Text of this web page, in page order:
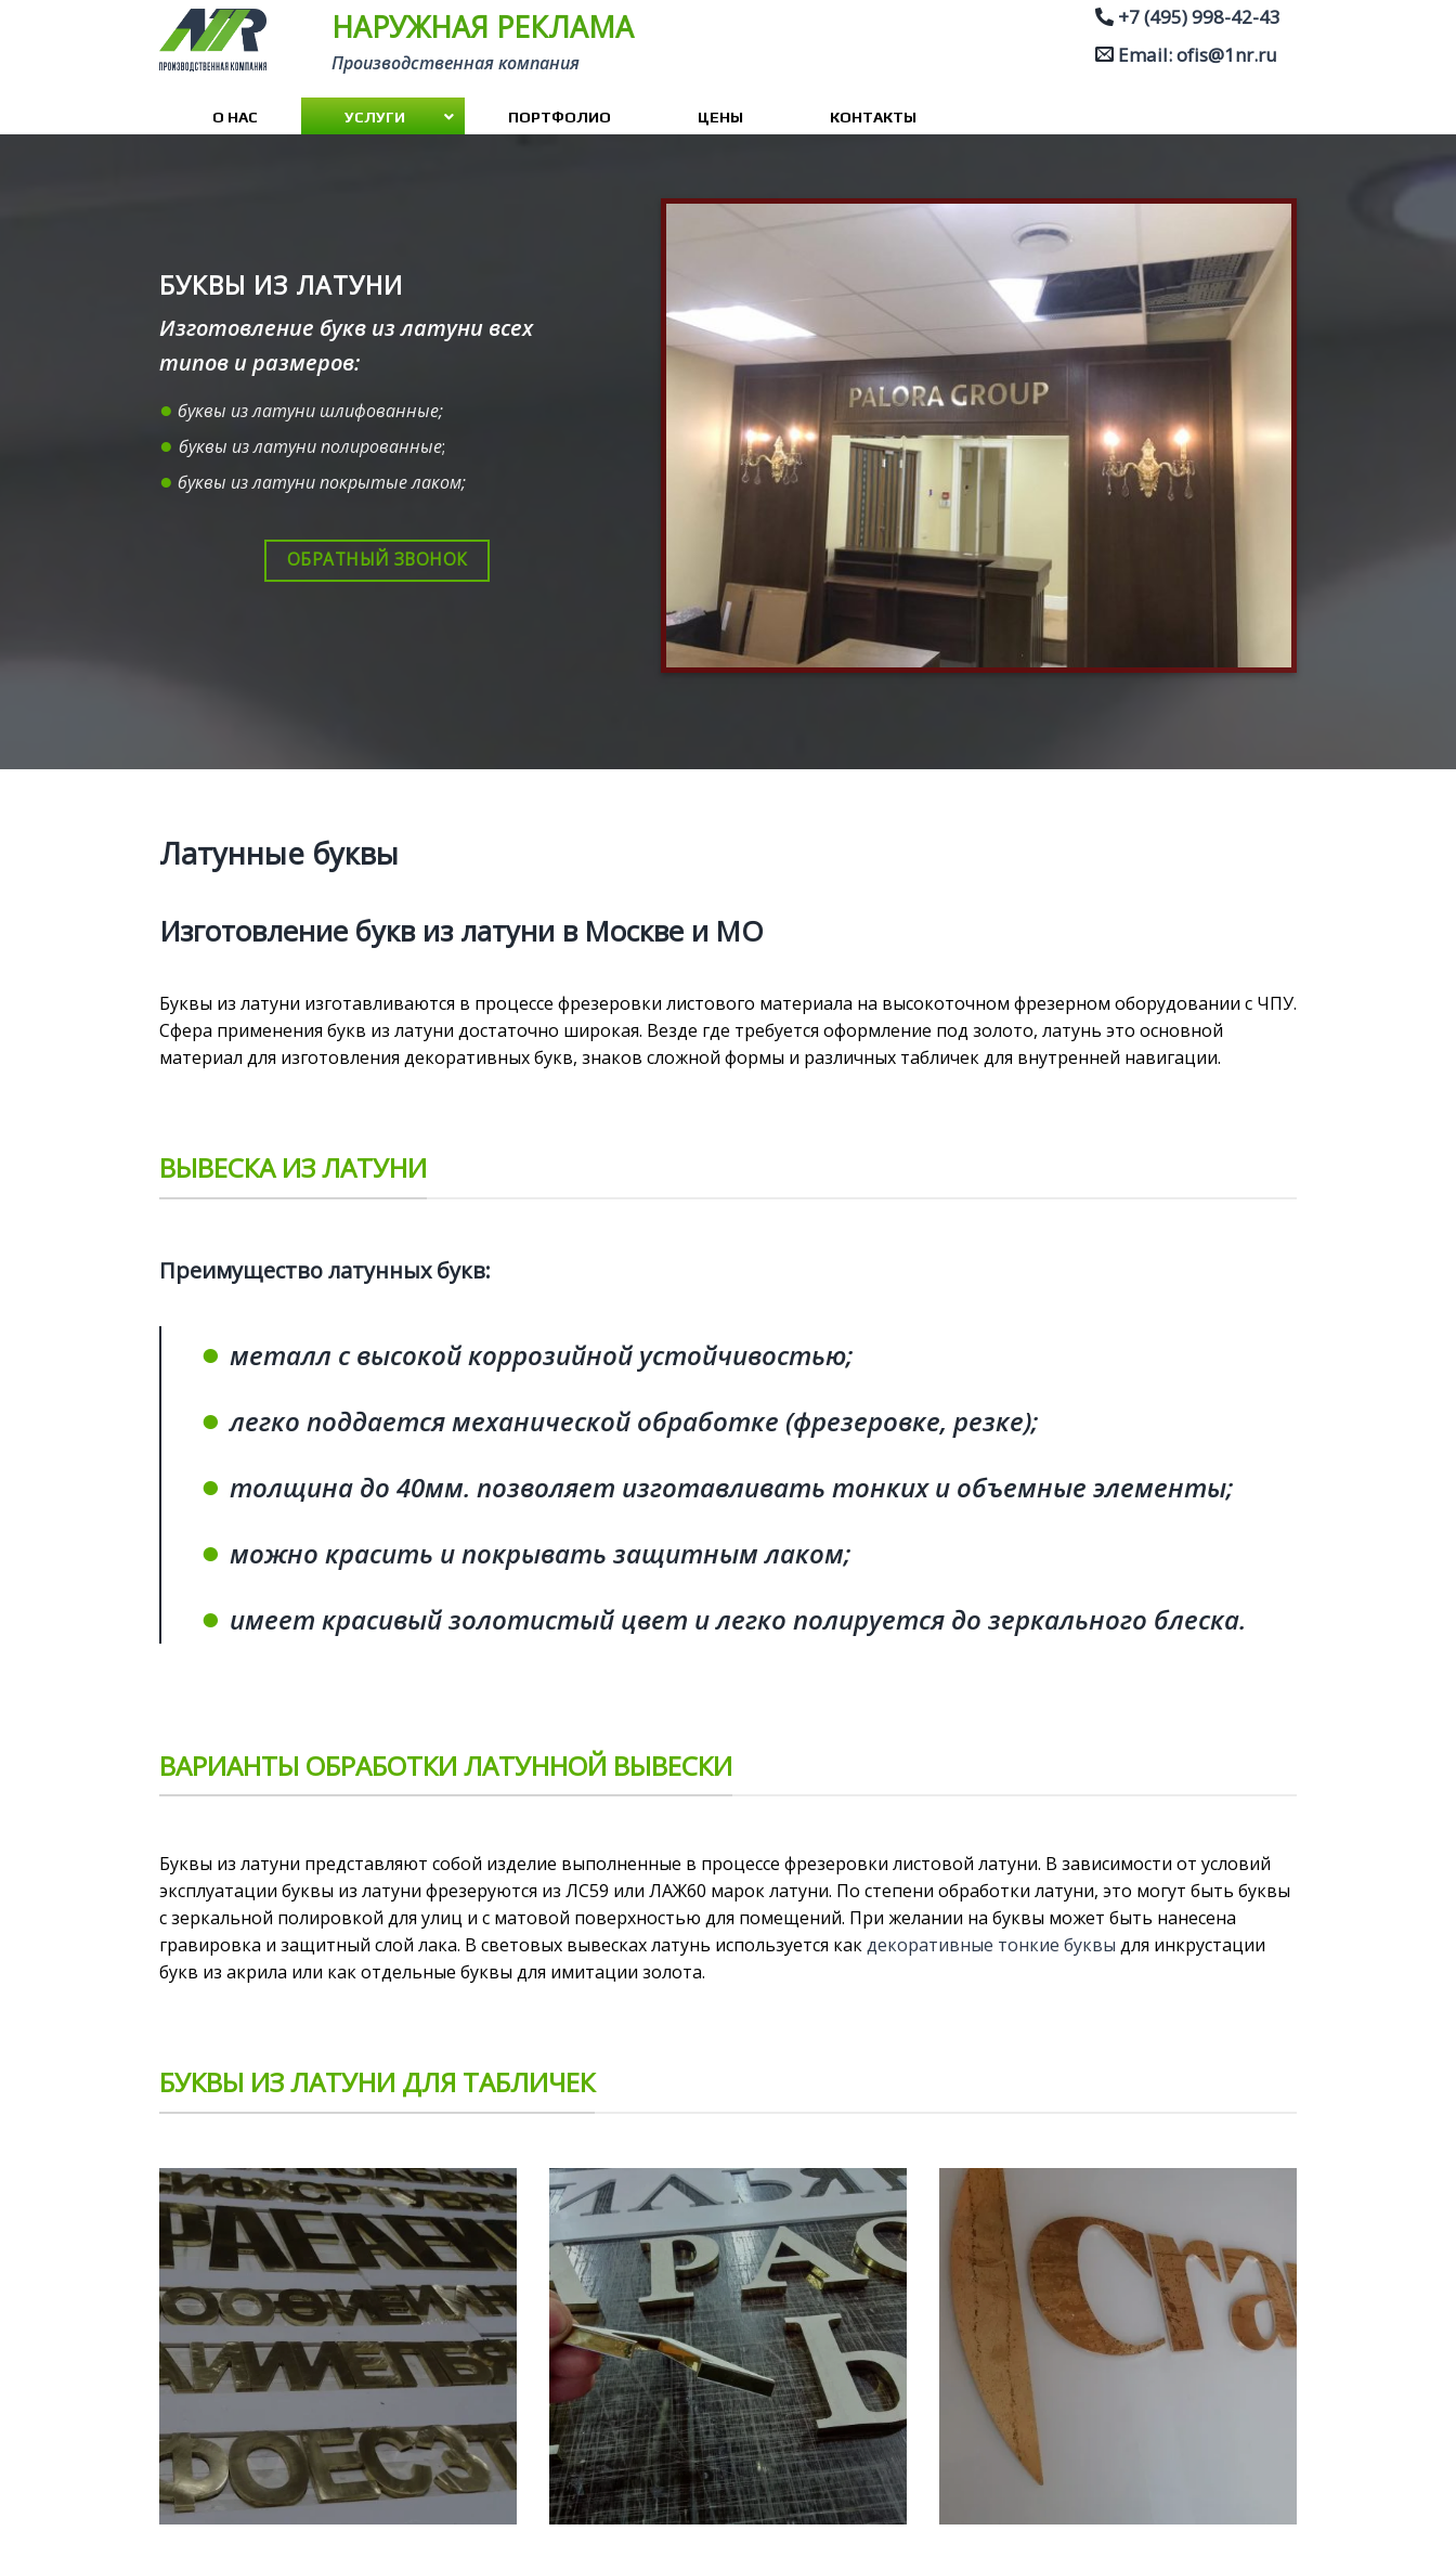
НАРУЖНАЯ РЕКЛАМА
Производственная компания
+7 (495) 998-42-43
Email: ofis@1nr.ru
О НАС УСЛУГИ ПОРТФОЛИО ЦЕНЫ КОНТАКТЫ
БУКВЫ ИЗ ЛАТУНИ
Изготовление букв из латуни всех
типов и размеров:
● буквы из латуни шлифованные;
● буквы из латуни полированные;
● буквы из латуни покрытые лаком;
ОБРАТНЫЙ ЗВОНОК
Латунные буквы
Изготовление букв из латуни в Москве и МО
Буквы из латуни изготавливаются в процессе фрезеровки листового материала на высокоточном фрезерном оборудовании с ЧПУ.
Сфера применения букв из латуни достаточно широкая. Везде где требуется оформление под золото, латунь это основной
материал для изготовления декоративных букв, знаков сложной формы и различных табличек для внутренней навигации.
ВЫВЕСКА ИЗ ЛАТУНИ
Преимущество латунных букв:
● металл с высокой коррозийной устойчивостью;
●легко поддается механической обработке (фрезеровке, резке);
● толщина до 40мм. позволяет изготавливать тонких и объемные элементы;
● можно красить и покрывать защитным лаком;
● имеет красивый золотистый цвет и легко полируется до зеркального блеска.
ВАРИАНТЫ ОБРАБОТКИ ЛАТУННОЙ ВЫВЕСКИ
Буквы из латуни представляют собой изделие выполненные в процессе фрезеровки листовой латуни. В зависимости от условий
эксплуатации буквы из латуни фрезеруются из ЛС59 или ЛАЖ60 марок латуни. По степени обработки латуни, это могут быть буквы
с зеркальной полировкой для улиц и с матовой поверхностью для помещений. При желании на буквы может быть нанесена
гравировка и защитный слой лака. В световых вывесках латунь используется какдекоративные тонкие буквы для инкрустации
букв из акрила или как отдельные буквы для имитации золота.
БУКВЫ ИЗ ЛАТУНИ ДЛЯ ТАБЛИЧЕК